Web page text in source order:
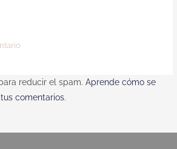
reducir el spam.Aprende cómo se
comentarios.